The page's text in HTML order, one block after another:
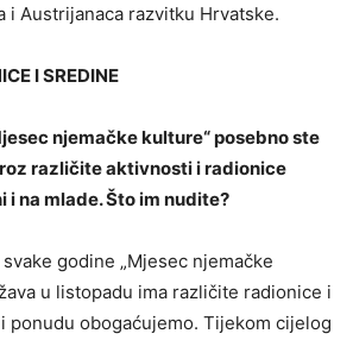
i Austrijanaca razvitku Hrvatske.
I SREDINE
njemačke kulture“ posebno ste
različite aktivnosti i radionice
i na mlade. Što im nudite?
godine „Mjesec njemačke
u listopadu ima različite radionice i
ponudu obogaćujemo. Tijekom cijelog